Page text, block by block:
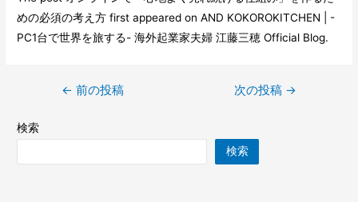
めの必須の考え方 first appeared onAND KOKOROKITCHEN | -
PC1台で世界を旅する- 海外起業家夫婦 江藤三穂 Official Blog.
← 前の投稿 次の投稿 →
検索
検索